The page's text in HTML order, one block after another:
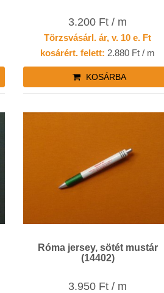
3.200 Ft / m
Törzsvásárl. ár, v. 10 e. Ft
kosárért. felett: 2.880 Ft / m
KOSÁRBA
Róma jersey, sötét mustár
(14402)
3.950 Ft / m